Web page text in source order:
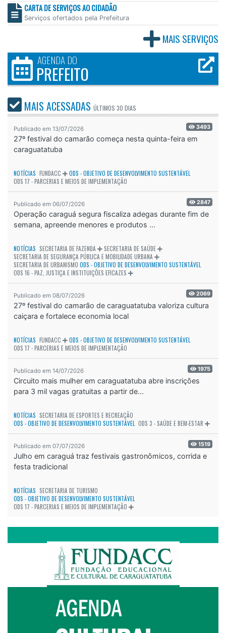
CARTA DE SERVIÇOS AO CIDADÃO
Serviços ofertados pela Prefeitura
MAIS SERVIÇOS
AGENDA DO
PREFEITO
MAIS ACESSADAS ÚLTIMOS 30 DIAS
Publicado em 13/07/2026 3493
27º festival do camarão começa nesta quinta-feira em
caraguatatuba
NOTÍCIAS FUNDACC
ODS - OBJETIVO DE DESENVOLVIMENTO SUSTENTÁVEL
ODS 17 - PARCERIAS E MEIOS DE IMPLEMENTAÇÃO
Publicado em 06/07/2026 2847
Operação caraguá segura fiscaliza adegas durante fim de
semana, apreende menores e produtos ...
NOTÍCIAS SECRETARIA DE FAZENDA
SECRETARIA DE SAÚDE
SECRETARIA DE SEGURANÇA PÚBLICA E MOBILIDADE URBANA
SECRETARIA DE URBANISMO ODS - OBJETIVO DE DESENVOLVIMENTO SUSTENTÁVEL
ODS 16 - PAZ, JUSTIÇA E INSTITUIÇÕES EFICAZES
Publicado em 08/07/2026 2069
27º festival do camarão de caraguatatuba valoriza cultura
caiçara e fortalece economia local
NOTÍCIAS FUNDACC
ODS - OBJETIVO DE DESENVOLVIMENTO SUSTENTÁVEL
ODS 17 - PARCERIAS E MEIOS DE IMPLEMENTAÇÃO
Publicado em 14/07/2026 1975
Circuito mais mulher em caraguatatuba abre inscrições
para 3 mil vagas gratuitas a partir de...
NOTÍCIAS SECRETARIA DE ESPORTES E RECREAÇÃO
ODS - OBJETIVO DE DESENVOLVIMENTO SUSTENTÁVEL ODS 3 - SAÚDE E BEM-ESTAR
Publicado em 07/07/2026 1519
Julho em caraguá traz festivais gastronômicos, corrida e
festa tradicional
NOTÍCIAS SECRETARIA DE TURISMO
ODS - OBJETIVO DE DESENVOLVIMENTO SUSTENTÁVEL
ODS 17 - PARCERIAS E MEIOS DE IMPLEMENTAÇÃO